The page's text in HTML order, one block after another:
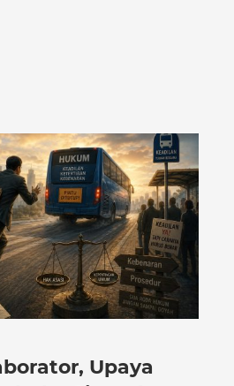
Upaya